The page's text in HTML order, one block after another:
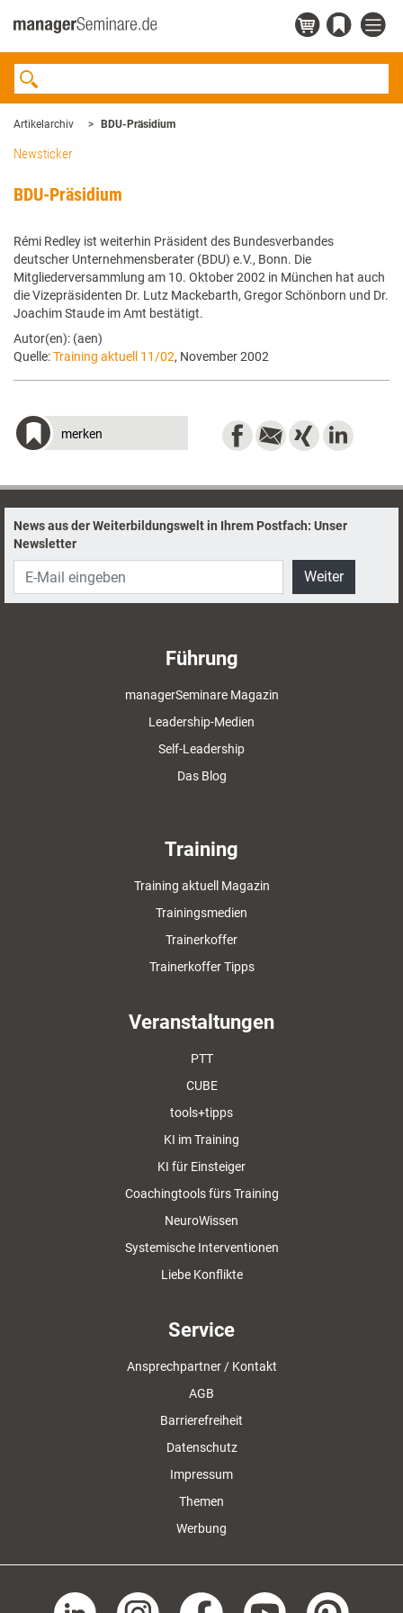
Artikelarchiv BDU-Präsidium
Newsticker
BDU-Präsidium
Rémi Redley ist weiterhin Präsident des Bundesverbandes
deutscher Unternehmensberater (BDU) e.V., Bonn. Die
Mitgliederversammlung am 10. Oktober 2002 in München hat auch
die Vizepräsidenten Dr. Lutz Mackebarth, Gregor Schönborn und Dr.
Joachim Staude im Amt bestätigt.
Autor(en): (aen)
Quelle:Training aktuell 11/02, November 2002
merken
News aus der Weiterbildungswelt in Ihrem Postfach: Unser
Newsletter
Weiter
Führung
managerSeminare Magazin
Leadership-Medien
Self-Leadership
Das Blog
Training
Training aktuell Magazin
Trainingsmedien
Trainerkoffer
Trainerkoffer Tipps
Veranstaltungen
PTT
CUBE
tools+tipps
KI im Training
KI für Einsteiger
Coachingtools fürs Training
NeuroWissen
Systemische Interventionen
Liebe Konflikte
Service
Ansprechpartner / Kontakt
AGB
Barrierefreiheit
Datenschutz
Impressum
Themen
Werbung